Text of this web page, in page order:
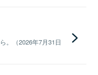
。（2026年7月31日